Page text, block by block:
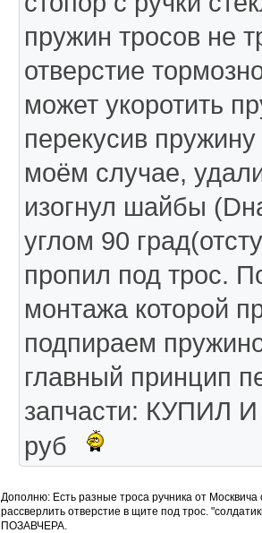
пружин тросов не
отверстие
может укоротить
перекусив
моём случае,
изогнул шайбы
углом 90
пропил под трос.
монтажа которой
подпираем
главный принцип
запчасти: КУПИЛ
руб
Дополню: Есть разные троса ручника от
рассверлить отверстие в щите под трос.
ПОЗАВЧЕРА.